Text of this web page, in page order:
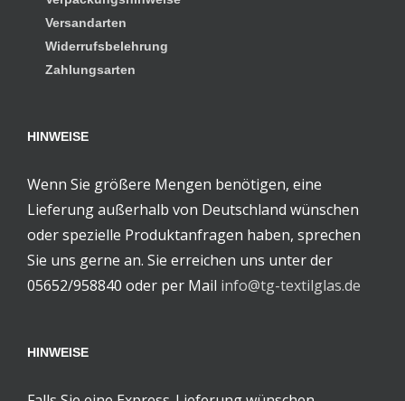
Versandarten
Widerrufsbelehrung
Zahlungsarten
HINWEISE
Wenn Sie größere Mengen benötigen, eine
Lieferung außerhalb von Deutschland wünschen
oder spezielle Produktanfragen haben, sprechen
Sie uns gerne an. Sie erreichen uns unter der
05652/958840 oder per Mail info@tg-textilglas.de
HINWEISE